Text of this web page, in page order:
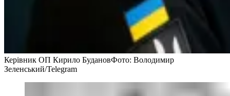
Керівник ОП Кирило БудановФото: Володимир
Зеленський/Telegram